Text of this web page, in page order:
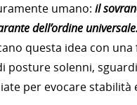
umano: il
dell’ordine universale.
questa idea con una
posture solenni,
per evocare stabilità